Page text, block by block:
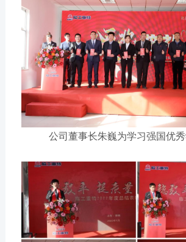
公司董事长朱巍为学习强国优